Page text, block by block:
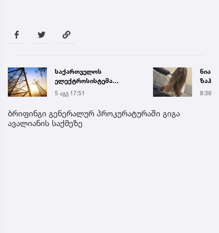
საქართველოს
ელექტროსისტემა
სპეციალურ განცხადებას
ავრცელებს
5 აგვ 17:51
ნია
8:36
ბრიფინგი გენერალურ პროკურატურაში გიგა
ავალიანის საქმეზე